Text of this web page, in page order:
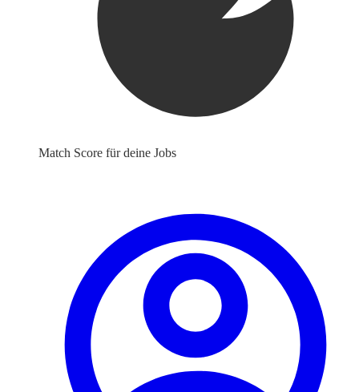
Match Score für deine Jobs